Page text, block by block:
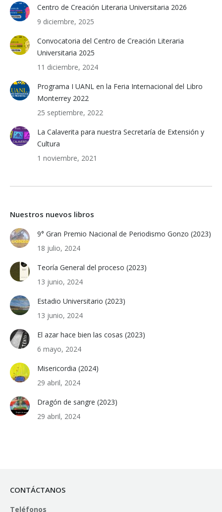
Centro de Creación Literaria Universitaria 2026
9 diciembre, 2025
Convocatoria del Centro de Creación Literaria
Universitaria 2025
11 diciembre, 2024
Programa I UANL en la Feria Internacional del Libro
Monterrey 2022
25 septiembre, 2022
La Calaverita para nuestra Secretaría de Extensión y
Cultura
1 noviembre, 2021
Nuestros nuevos libros
9° Gran Premio Nacional de Periodismo Gonzo (2023)
18 julio, 2024
Teoría General del proceso (2023)
13 junio, 2024
Estadio Universitario (2023)
13 junio, 2024
El azar hace bien las cosas (2023)
6 mayo, 2024
Misericordia (2024)
29 abril, 2024
Dragón de sangre (2023)
29 abril, 2024
CONTÁCTANOS
Teléfonos